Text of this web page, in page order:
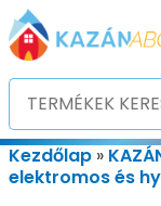
Kezdőlap »
elektromos és